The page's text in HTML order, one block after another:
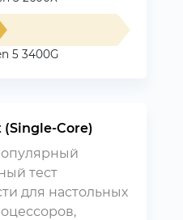
5 3400G
(Single-Core)
тест
для настольных